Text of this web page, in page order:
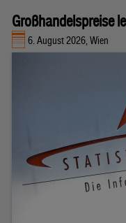
Großhandelspreise
6. August 2026, Wien